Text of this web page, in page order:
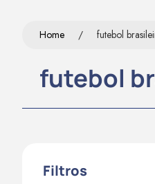
Home / futebol
futebol
Filtros